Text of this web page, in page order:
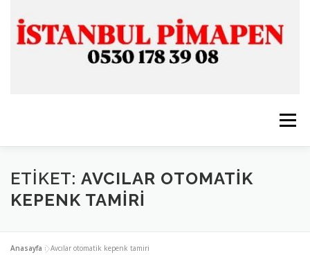
Menü
ANASAYFA İSTANBUL PİMAPEN
ETIKET: AVCILAR OTOMATIK
KEPENK TAMIRI
Anasayfa »Avcılar otomatik kepenk tamiri